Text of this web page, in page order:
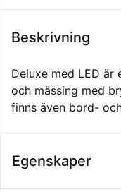
Beskrivning
Deluxe med LED
och mässing med
finns även bord-
Egenskaper